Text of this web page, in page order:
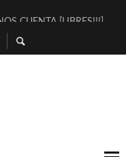
CUENTA [LIBRES!!!]
MONFORT
TEATRAL CLAUDIO
DEL TOMATAZO
EN #EXVITA